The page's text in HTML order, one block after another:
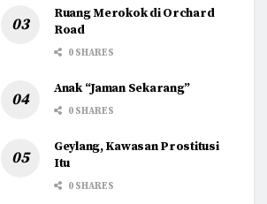
Ruang Merokok di Orchard
Road
0 SHARES
Anak “Jaman Sekarang”
0 SHARES
Geylang, Kawasan Prostitusi
Itu
0 SHARES